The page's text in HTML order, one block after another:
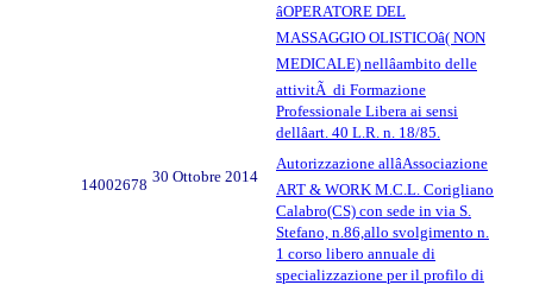
âOPERATORE DEL
MASSAGGIO OLISTICOâ( NON
MEDICALE) nellâambito delle
attivitÃ di Formazione
Professionale Libera ai sensi
dellâart. 40 L.R. n. 18/85.
14002678 30 Ottobre 2014
Autorizzazione allâAssociazione
ART & WORK M.C.L. Corigliano
Calabro(CS) con sede in via S.
Stefano, n.86,allo svolgimento n.
1 corso libero annuale di
specializzazione per il profilo di